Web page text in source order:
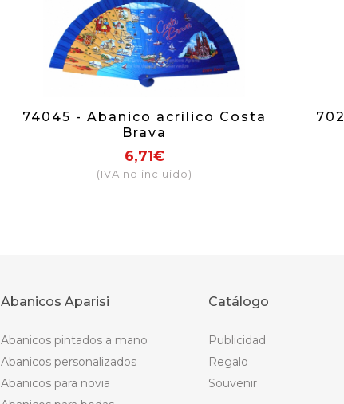
74045 - Abanico acrílico Costa
Brava
6,71€
(IVA no incluido)
Abanicos Aparisi
Abanicos pintados a mano
Abanicos personalizados
Abanicos para novia
Catálogo
Publicidad
Regalo
Souvenir